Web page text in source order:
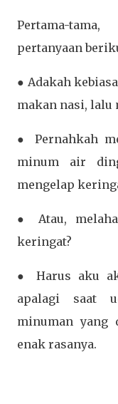
Pertama-
pertanyaan
● Adakah
makan nasi, lalu
● Pernahkah
minum air
mengelap
● Atau,
keringat?
● Harus aku
apalagi saat
minuman yang
enak rasanya.